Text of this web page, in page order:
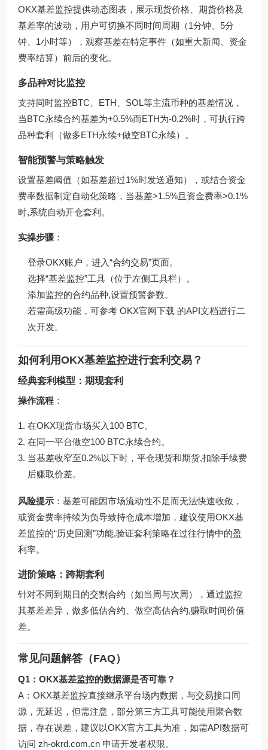
OKX基差监控提供动态图表，展示现货价格、期货价格及
基差率的波动，用户可切换不同时间周期（1分钟、5分
钟、1小时等），观察基差在特定事件（如重大新闻、资金
费率结算）前后的变化。
多品种对比监控
支持同时监控BTC、ETH、SOL等主流币种的基差情况，
当BTC永续合约基差为+0.5%而ETH为-0.2%时，可执行跨
品种套利（做多ETH永续+做空BTC永续）。
智能预警与策略触发
设置基差阈值（如基差超过1%时发送通知），或结合资金
费率数据制定自动化策略，当基差>1.5%且资金费率>0.1%
时,系统自动开仓套利。
实操步骤 ：
登录OKX账户，进入“合约交易”页面。
选择“基差监控”工具（位于左侧工具栏）。
添加监控的合约品种,设置预警参数。
若需高级功能，可参考 OKX官网下载 的API文档进行二
次开发。
如何利用OKX基差监控进行套利交易？
经典套利模型：期现套利
操作流程 ：
在OKX现货市场买入100 BTC。
在同一平台做空100 BTC永续合约。
当基差收窄至0.2%以下时，平仓现货和期货,扣除手续费
后赚取价差。
风险提示 ：基差可能因市场流动性不足而无法快速收敛，
或资金费率持续为负导致持仓成本增加，建议使用OKX基
差监控的“历史回测”功能,验证套利策略在过往行情中的盈
利率。
进阶策略：跨期套利
针对不同到期日的交割合约（如当周与次周），通过监控
其基差差异，做多低估合约、做空高估合约,赚取时间价值
差。
常见问题解答（FAQ）
Q1：OKX基差监控的数据源是否可靠？
A：OKX基差监控直接继承平台场内数据，与交易接口同
源，无延迟，但需注意，部分第三方工具可能使用聚合数
据，存在误差，建议以OKX官方工具为准，如需API数据可
访问 zh-okrd.com.cn 申请开发者权限。